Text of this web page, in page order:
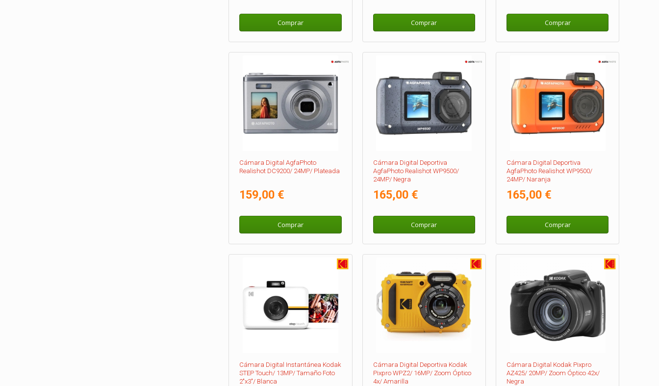
Comprar Comprar Comprar
Cámara Digital AgfaPhoto
Realishot DC9200/ 24MP/ Plateada
159,00 €
Comprar
Cámara Digital Deportiva
AgfaPhoto Realishot WP9500/
24MP/ Negra
165,00 €
Comprar
Cámara Digital Deportiva
AgfaPhoto Realishot WP9500/
24MP/ Naranja
165,00 €
Comprar
Cámara Digital Instantánea Kodak
STEP Touch/ 13MP/ Tamaño Foto
2"x3"/ Blanca
Cámara Digital Deportiva Kodak
Pixpro WPZ2/ 16MP/ Zoom Óptico
4x/ Amarilla
Cámara Digital Kodak Pixpro
AZ425/ 20MP/ Zoom Óptico 42x/
Negra